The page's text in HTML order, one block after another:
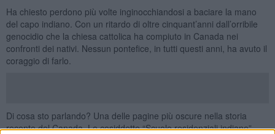
Ha chiesto perdono più volte inginocchiandosi a baciare la mano
del capo indiano. Con un ritardo di oltre cinquant’anni dall’orribile
genocidio che la chiesa cattolica ha compiuto in Canada nei
confronti dei nativi. Nessun pontefice, in tutti questi anni, ha avuto il
coraggio di farlo.
Di cosa sto parlando? Una delle pagine più oscure nella storia
recente del Canada. Le cosiddette “Scuole residenziali indiane”